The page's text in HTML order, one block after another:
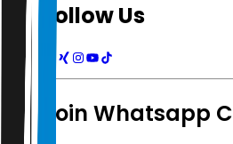
Follow Us
Join Whatsapp